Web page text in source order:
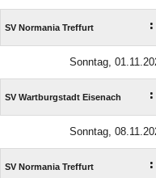
SV Normania Treffurt :
Sonntag,
SV Wartburgstadt Eisenach :
Sonntag,
SV Normania Treffurt :